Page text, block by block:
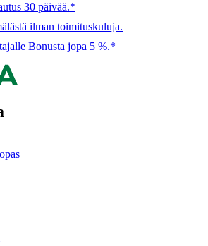
30 päivää.*
ilman toimituskuluja.
Bonusta jopa 5 %.*